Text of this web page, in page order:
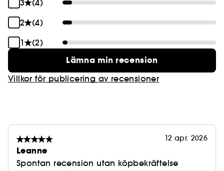
3
(4)
2
(4)
1
(2)
Lämna min recension
Villkor för publicering av recensioner
12 apr. 2026
Leanne
Spontan recension utan köpbekräftelse